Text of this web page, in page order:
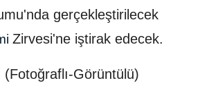
gerçekleştirilecek
Zirvesi'ne iştirak edecek.
Görüntülü)